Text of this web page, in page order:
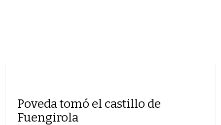
Poveda tomó el castillo de
Fuengirola